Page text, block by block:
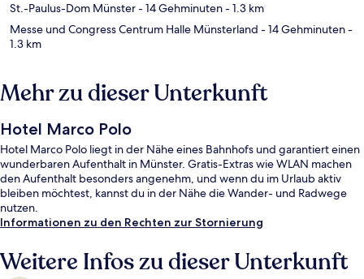
St.-Paulus-Dom Münster- 14 Gehminuten- 1.3 km
Messe und Congress Centrum Halle Münsterland - 14 Gehminuten-
1.3 km
Mehr zu dieser Unterkunft
Hotel Marco Polo
Hotel Marco Polo liegt in der Nähe eines Bahnhofs und garantiert einen
wunderbaren Aufenthalt in Münster. Gratis-Extras wie WLAN machen
den Aufenthalt besonders angenehm, und wenn du im Urlaub aktiv
bleiben möchtest, kannst du in der Nähe die Wander- und Radwege
nutzen.
Informationen zu den Rechten zur Stornierung
Weitere Infos zu dieser Unterkunft